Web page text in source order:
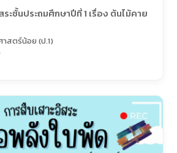
ระชั้นประถมศึกษาปีที่ 1 เรื่อง ต้นไม้คาย
สตร์น้อย (ป.1)